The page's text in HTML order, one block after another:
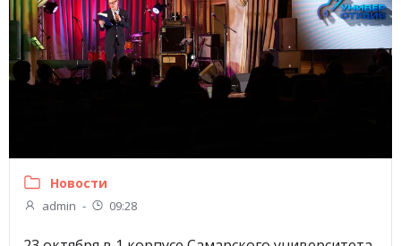
Новости
admin - 09:28